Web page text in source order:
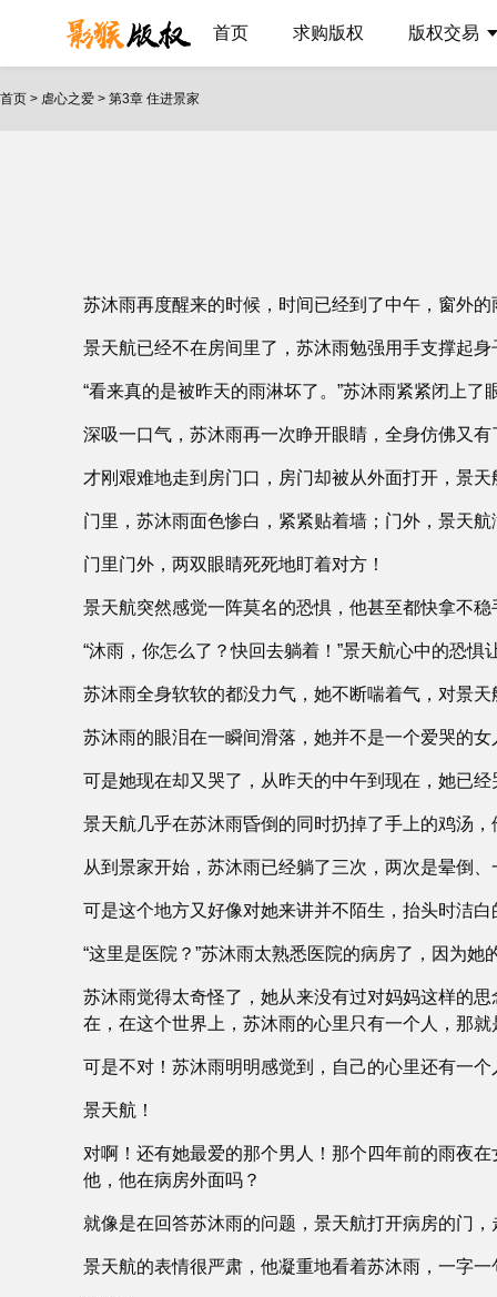
首页 求购版权 版权交易
首页 > 虐心之爱 > 第3章 住进景家
苏沐雨再度醒来的时候，时间已经到了中午，窗外
景天航已经不在房间里了，苏沐雨勉强用手支撑起
“看来真的是被昨天的雨淋坏了。”苏沐雨紧紧闭上
深吸一口气，苏沐雨再一次睁开眼睛，全身仿佛又
才刚艰难地走到房门口，房门却被从外面打开，景
门里，苏沐雨面色惨白，紧紧贴着墙；门外，景天
门里门外，两双眼睛死死地盯着对方！
景天航突然感觉一阵莫名的恐惧，他甚至都快拿不
“沐雨，你怎么了？快回去躺着！”景天航心中的恐
苏沐雨全身软软的都没力气，她不断喘着气，对景
苏沐雨的眼泪在一瞬间滑落，她并不是一个爱哭的
可是她现在却又哭了，从昨天的中午到现在，她已
景天航几乎在苏沐雨昏倒的同时扔掉了手上的鸡汤
从到景家开始，苏沐雨已经躺了三次，两次是晕倒
可是这个地方又好像对她来讲并不陌生，抬头时洁
“这里是医院？”苏沐雨太熟悉医院的病房了，因为
苏沐雨觉得太奇怪了，她从来没有过对妈妈这样的
在，在这个世界上，苏沐雨的心里只有一个人，那就
可是不对！苏沐雨明明感觉到，自己的心里还有一
景天航！
对啊！还有她最爱的那个男人！那个四年前的雨夜
他，他在病房外面吗？
就像是在回答苏沐雨的问题，景天航打开病房的门
景天航的表情很严肃，他凝重地看着苏沐雨，一字一